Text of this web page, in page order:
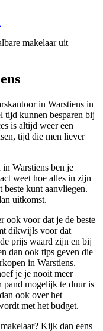
makelaar uit
in Warstiens in
tijd kunnen besparen bij
is altijd weer een
tijd die men liever
Warstiens ben je
weet hoe alles in zijn
beste kunt aanvliegen.
uitkomst.
ook voor dat je de beste
dikwijls voor dat
prijs waard zijn en bij
dan ook tips geven die
in Warstiens.
je je nooit meer
pand mogelijk te duur is
ook over het
met het budget.
Kijk dan eens